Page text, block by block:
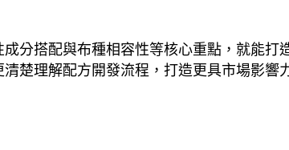
分搭配與布種相容性等核心重點，就能
楚理解配方開發流程，打造更具市場影響